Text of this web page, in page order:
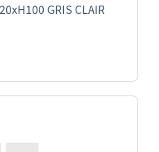
GRIS CLAIR